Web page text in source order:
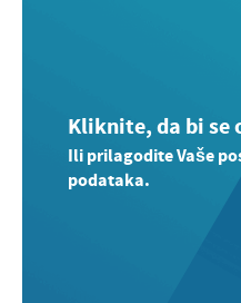
Kliknite, da bi se
Ili prilagodite Vaše
podataka.